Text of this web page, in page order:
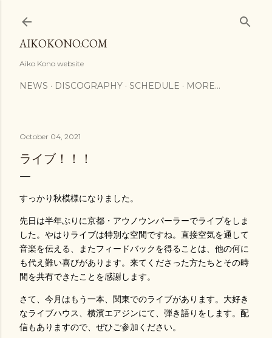
AIKOKONO.COM
Aiko Kono website
NEWS DISCOGRAPHY SCHEDULE MORE…
October 04, 2021
ライブ！！！
すっかり秋模様になりました。
先日は半年ぶりに京都・アウノウンパーラーでライブをしま
した。やはりライブは特別な空間ですね。直接空気を通して
音楽を伝える、またフィードバックを得ることは、他の何に
も代え難い喜びがあります。来てくださった方たちとその時
間を共有できたことを感謝します。
さて、今月はもう一本、関東でのライブがあります。大好き
なライブハウス、横濱エアジンにて、弾き語りをします。配
信もありますので、ぜひご参加ください。